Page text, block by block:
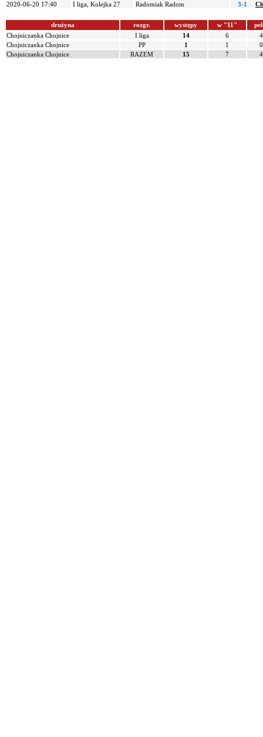
2020-06-20 17:40
I liga, Kolejka 27 Radomiak Radom 3-1
drużyna rozgr. występy w "11"
Chojniczanka Chojnice
I liga 14 6
4
Chojniczanka Chojnice
PP 1 1
0
Chojniczanka Chojnice
RAZEM 15 7 4